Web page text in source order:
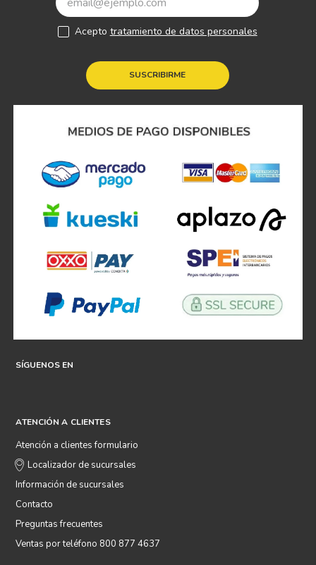
SUSCRIBIRME
Acepto tratamiento de datos personales
SÍGUENOS EN
ATENCIÓN A CLIENTES
Atención a clientes formulario
Localizador de sucursales
Información de sucursales
Contacto
Preguntas frecuentes
Ventas por teléfono 800 877 4637